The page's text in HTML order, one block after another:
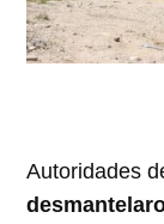
Autoridades